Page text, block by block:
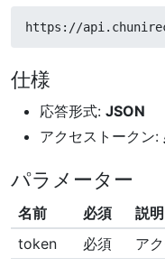
https://
仕様
応答形式: JSON
アクセストークン:
パラメーター
名前 必須 説明
token
必須 ア